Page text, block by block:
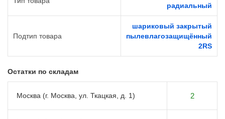
радиальный
Подтип товара
шариковый закрытый
пылевлагозащищённый
2RS
Остатки по складам
Москва (г. Москва, ул. Ткацкая, д. 1) 2